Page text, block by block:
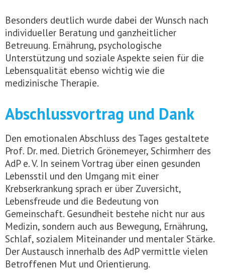
Besonders deutlich wurde dabei der Wunsch nach
individueller Beratung und ganzheitlicher
Betreuung. Ernährung, psychologische
Unterstützung und soziale Aspekte seien für die
Lebensqualität ebenso wichtig wie die
medizinische Therapie.
Abschlussvortrag und Dank
Den emotionalen Abschluss des Tages gestaltete
Prof. Dr. med. Dietrich Grönemeyer, Schirmherr des
AdP e. V. In seinem Vortrag über einen gesunden
Lebensstil und den Umgang mit einer
Krebserkrankung sprach er über Zuversicht,
Lebensfreude und die Bedeutung von
Gemeinschaft. Gesundheit bestehe nicht nur aus
Medizin, sondern auch aus Bewegung, Ernährung,
Schlaf, sozialem Miteinander und mentaler Stärke.
Der Austausch innerhalb des AdP vermittle vielen
Betroffenen Mut und Orientierung.